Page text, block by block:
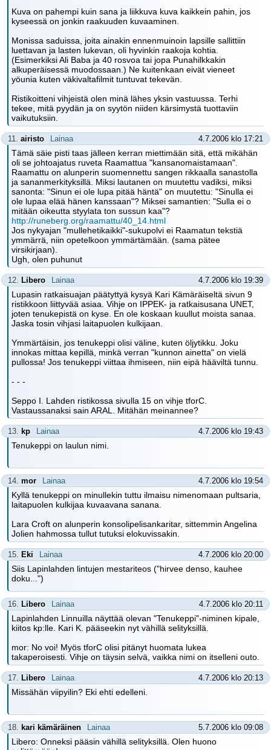
Kuva on pahempi kuin sana ja liikkuva kuva kaikkein pahin, jos
kyseessä on jonkin raakuuden kuvaaminen.
Monissa saduissa, joita ainakin ennenmuinoin lapsille sallittiin
luettavan ja lasten lukevan, oli hyvinkin raakoja kohtia.
(Esimerkiksi Ali Baba ja 40 rosvoa tai jopa Punahilkkakin
alkuperäisessä muodossaan.) Ne kuitenkaan eivät vieneet
yöunia kuten väkivaltafilmit tuntuvat tekevän.
Ristikoitteni vihjeistä olen minä lähes yksin vastuussa. Terhi
tekee, mitä pyydän ja on syytön niiden kärsimystä tuottaviin
vaikutuksiin.
11. airisto Lainaa 4.7.2006 klo 17:21
Tämä säie pisti taas jälleen kerran miettimään sitä, että mikähän
oli se johtoajatus ruveta Raamattua "kansanomaistamaan".
Raamattu on alunperin suomennettu sangen rikkaalla sanastolla
ja sananmerkityksillä. Miksi lautanen on muutettu vadiksi, miksi
sanonta: "Sinun ei ole lupa pitää häntä" on muutettu: "Sinulla ei
ole lupaa elää hänen kanssaan"? Miksei samantien: "Sulla ei o
mitään oikeutta styylata ton sussun kaa"?
http://runeberg.org/raamattu/40_14.html
Jos nykyajan "mullehetikaikki"-sukupolvi ei Raamatun tekstiä
ymmärrä, niin opetelkoon ymmärtämään. (sama pätee
virsikirjaan).
Ugh, olen puhunut
12. Libero Lainaa 4.7.2006 klo 19:39
Lupasin ratkaisuajan päätyttyä kysyä Kari Kämäräiseltä sivun 9
ristikkoon liittyvää asiaa. Vihje on IPPEK- ja ratkaisusana UNET,
joten tenukepistä on kyse. En ole koskaan kuullut moista sanaa.
Jaska tosin vihjasi laitapuolen kulkijaan.
Ymmärtäisin, jos tenukeppi olisi väline, kuten öljytikku. Joku
innokas mittaa kepillä, minkä verran "kunnon ainetta" on vielä
pullossa! Jos tenukeppi viittaa ihmiseen, niin eipä hääviltä tunnu.
- - -
Seppo I. Lahden ristikossa sivulla 15 on vihje tforC.
Vastaussanaksi sain ARAL. Mitähän meinannee?
13. kp Lainaa 4.7.2006 klo 19:43
Tenukeppi on laulun nimi.
14. mor Lainaa 4.7.2006 klo 19:54
Kyllä tenukeppi on minullekin tuttu ilmaisu nimenomaan pultsaria,
laitapuolen kulkijaa kuvaavana sanana.
Lara Croft on alunperin konsolipelisankaritar, sittemmin Angelina
Jolien hahmossa tullut tutuksi elokuvissakin.
15. Eki Lainaa 4.7.2006 klo 20:00
Siis Lapinlahden lintujen mestariteos ("hirvee denso, kauhee
doku...")
16. Libero Lainaa 4.7.2006 klo 20:11
Lapinlahden Linnuilla näyttää olevan "Tenukeppi"-niminen kipale,
kiitos kp:lle. Kari K. pääseekin nyt vähillä selityksillä.
mor: No voi! Myös tforC olisi pitänyt huomata lukea
takaperoisesti. Vihje on täysin selvä, vaikka nimi on itselleni outo.
17. Libero Lainaa 4.7.2006 klo 20:13
Missähän viipyilin? Eki ehti edelleni.
18. kari kämäräinen Lainaa 5.7.2006 klo 09:08
Libero: Onneksi pääsin vähillä selityksillä. Olen huono